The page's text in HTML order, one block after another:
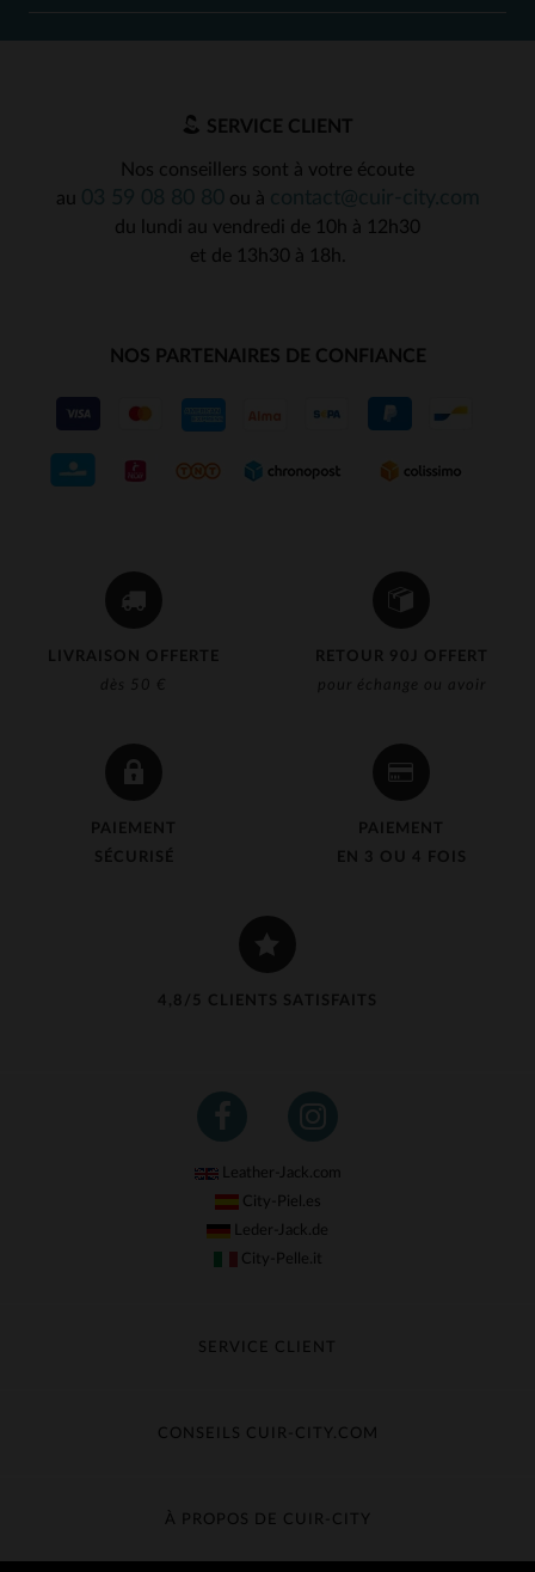
LIVRAISON OFFERTE
dès 50 €
RETOUR 90J OFFERT
pour échange ou avoir
PAIEMENT
SÉCURISÉ
PAIEMENT
EN 3 OU 4 FOIS
4,8/5 CLIENTS SATISFAITS
SERVICE CLIENT
Nos conseillers sont à votre écoute
au
ou à
du lundi au vendredi de 10h à 12h30
et de 13h30 à 18h.
NOS PARTENAIRES DE CONFIANCE
Leather-Jack.com
City-Piel.es
Leder-Jack.de
City-Pelle.it
SERVICE CLIENT
Échange & Remboursement
Contacter le service client
CONSEILS CUIR-CITY.COM
Guide des matières
À PROPOS DE CUIR-CITY